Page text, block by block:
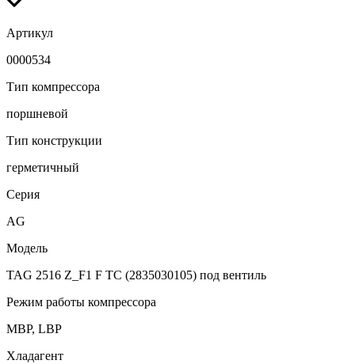
Артикул
0000534
Тип компрессора
поршневой
Тип конструкции
герметичный
Серия
AG
Модель
TAG 2516 Z_F1 F TC (2835030105) под вентиль
Режим работы компрессора
MBP, LBP
Хладагент